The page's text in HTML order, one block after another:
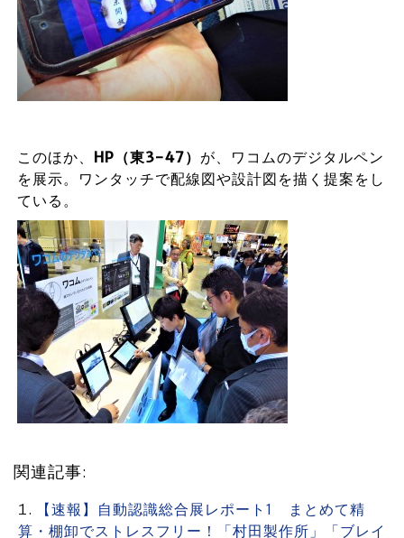
このほか、 HP（東3-47） が、ワコムのデジタルペン
を展示。ワンタッチで配線図や設計図を描く提案をし
ている。
関連記事:
【速報】自動認識総合展レポート1 まとめて精
算・棚卸でストレスフリー！「村田製作所」「ブレイ